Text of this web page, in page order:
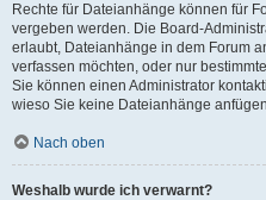
Rechte für Dateianhänge können für
vergeben werden. Die Board-
erlaubt, Dateianhänge in dem Forum
verfassen möchten, oder nur
Sie können einen Administrator
wieso Sie keine Dateianhänge
Nach oben
Weshalb wurde ich verwarnt?